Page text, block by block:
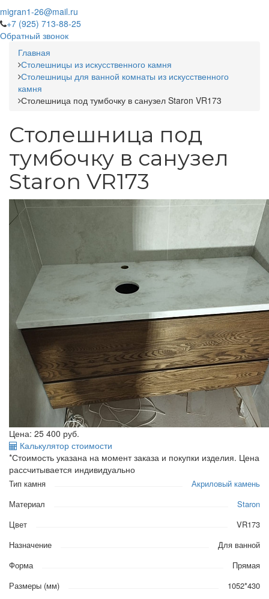
migran1-26@mail.ru
+7 (925) 713-88-25
Обратный звонок
Главная
Столешницы из искусственного камня
Столешницы для ванной комнаты из искусственного
камня
Столешница под тумбочку в санузел Staron VR173
Столешница под
тумбочку в санузел
Staron VR173
Цена: 25 400 руб.
Калькулятор стоимости
*Стоимость указана на момент заказа и покупки изделия. Цена
рассчитывается индивидуально
Тип камня
Акриловый камень
Материал
Staron
Цвет
VR173
Назначение
Для ванной
Форма
Прямая
Размеры (мм)
1052*430